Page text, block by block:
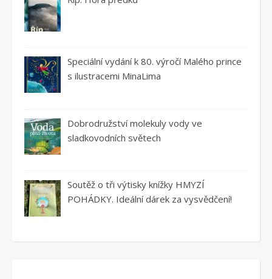
Speciální vydání k 80. výročí Malého prince
s ilustracemi MinaLima
Dobrodružství molekuly vody ve
sladkovodních světech
Soutěž o tři výtisky knížky HMYZÍ
POHÁDKY. Ideální dárek za vysvědčení!